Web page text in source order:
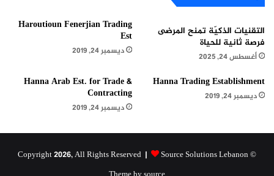
التقنيات الذكيّة تمنح المرضى
فرصة ثانية للحياة
أغسطس 24, 2025
Haroutioun Fenerjian Trading
Est
ديسمبر 24, 2019
Hanna Trading Establishment
ديسمبر 24, 2019
Hanna Arab Est. for Trade &
Contracting
ديسمبر 24, 2019
© Copyright 2026, All Rights Reserved |
Source Solutions Lebanon